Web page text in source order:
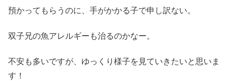
預かってもらうのに、手がかかる子で申し訳ない。
双子兄の魚アレルギーも治るのかなー。
不安も多いですが、ゆっくり様子を見ていきたいと思いま
す！